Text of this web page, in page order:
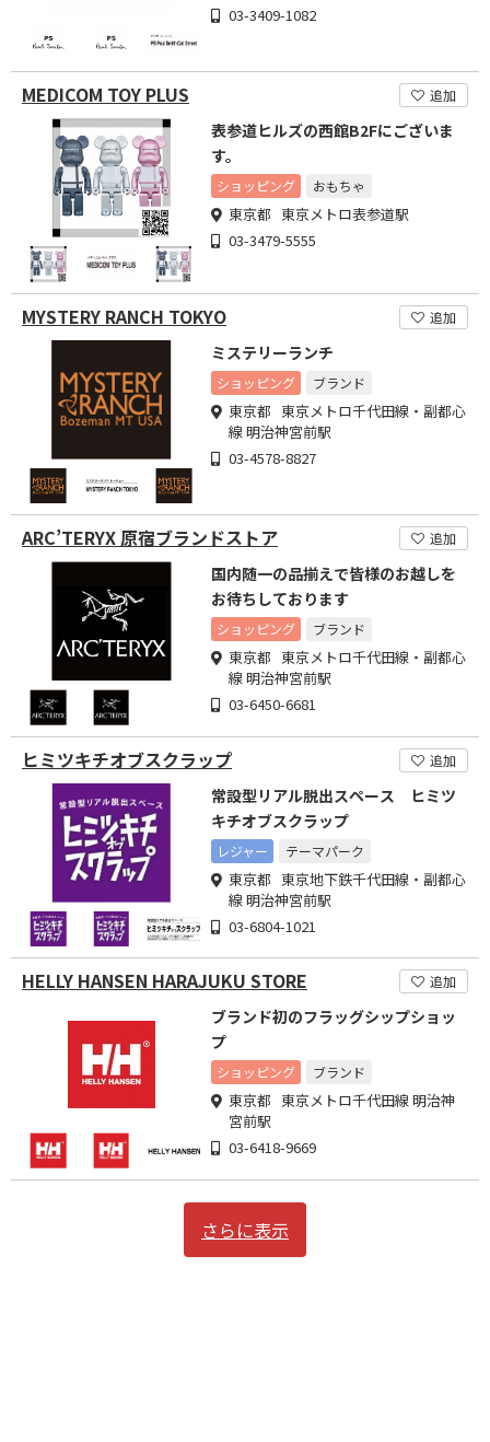
03-3409-1082
MEDICOM TOY PLUS 追加
表参道ヒルズの西館B2Fにございま
す。
ショッピング おもちゃ
東京都 東京メトロ表参道駅
03-3479-5555
MYSTERY RANCH TOKYO 追加
ミステリーランチ
ショッピング ブランド
東京都 東京メトロ千代田線・副都心
線 明治神宮前駅
03-4578-8827
ARC’TERYX 原宿ブランドストア 追加
国内随一の品揃えで皆様のお越しを
お待ちしております
ショッピング ブランド
東京都 東京メトロ千代田線・副都心
線 明治神宮前駅
03-6450-6681
ヒミツキチオブスクラップ 追加
常設型リアル脱出スペース ヒミツ
キチオブスクラップ
レジャー テーマパーク
東京都 東京地下鉄千代田線・副都心
線 明治神宮前駅
03-6804-1021
HELLY HANSEN HARAJUKU STORE 追加
ブランド初のフラッグシップショッ
プ
ショッピング ブランド
東京都 東京メトロ千代田線 明治神
宮前駅
03-6418-9669
さらに表示